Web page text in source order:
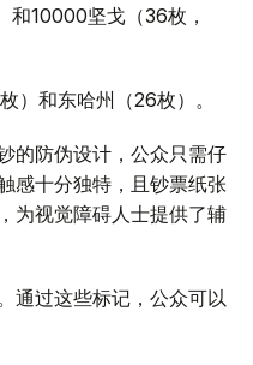
10000坚戈（36枚，
）和东哈州（26枚）。
的防伪设计，公众只需仔
感十分独特，且钞票纸张
为视觉障碍人士提供了辅
通过这些标记，公众可以